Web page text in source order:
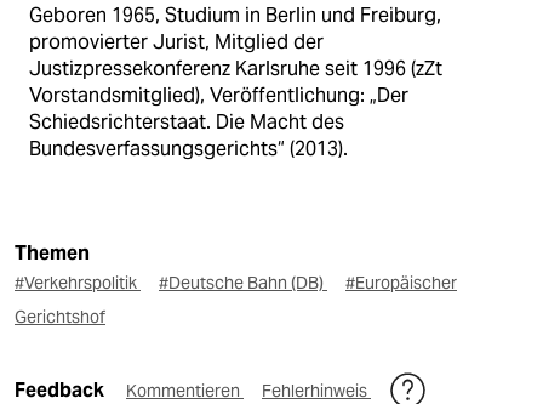
Geboren 1965, Studium in Berlin und Freiburg,
promovierter Jurist, Mitglied der
Justizpressekonferenz Karlsruhe seit 1996 (zZt
Vorstandsmitglied), Veröffentlichung: „Der
Schiedsrichterstaat. Die Macht des
Bundesverfassungsgerichts“ (2013).
Themen
#Verkehrspolitik #Deutsche Bahn (DB)
#Europäischer
Gerichtshof
Feedback Kommentieren Fehlerhinweis